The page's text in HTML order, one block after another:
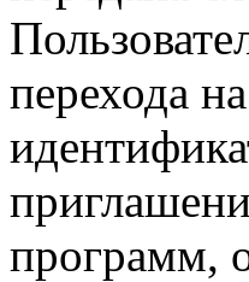
перехода
программ,